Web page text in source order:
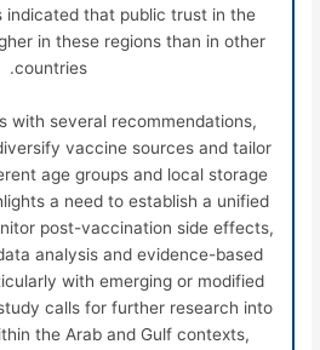
indicated that public trust in the
in these regions than in other
countries.
with several recommendations,
vaccine sources and tailor
age groups and local storage
a need to establish a unified
post-vaccination side effects,
analysis and evidence-based
with emerging or modified
calls for further research into
the Arab and Gulf contexts,